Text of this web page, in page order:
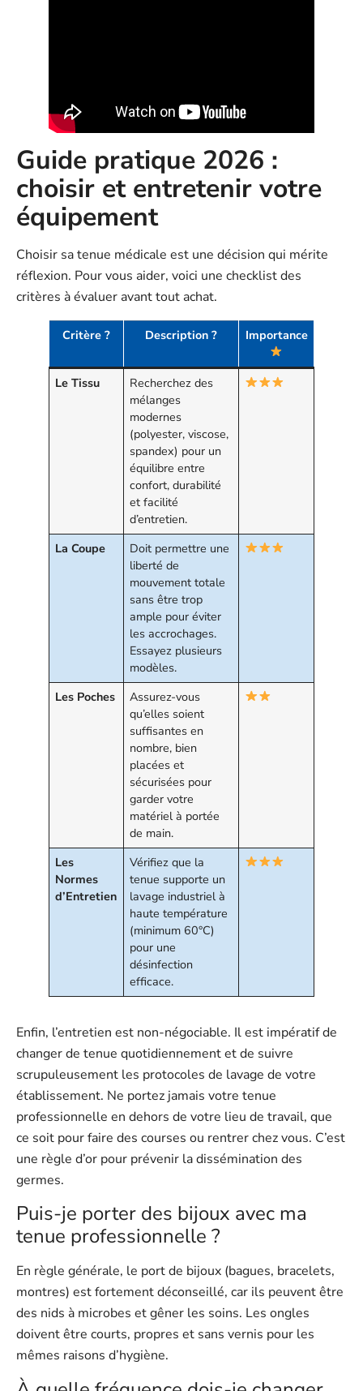
Guide pratique 2026 :
choisir et entretenir votre
équipement
Choisir sa tenue médicale est une décision qui mérite
réflexion. Pour vous aider, voici une checklist des
critères à évaluer avant tout achat.
Critère ? Description ? Importance
Le Tissu
Recherchez des
mélanges
modernes
(polyester, viscose,
spandex) pour un
équilibre entre
confort, durabilité
et facilité
d’entretien.
La Coupe
Doit permettre une
liberté de
mouvement totale
sans être trop
ample pour éviter
les accrochages.
Essayez plusieurs
modèles.
Les Poches
Assurez-vous
qu’elles soient
suffisantes en
nombre, bien
placées et
sécurisées pour
garder votre
matériel à portée
de main.
Les
Normes
d’Entretien
Vérifiez que la
tenue supporte un
lavage industriel à
haute température
(minimum 60°C)
pour une
désinfection
efficace.
Enfin, l’entretien est non-négociable. Il est impératif de
changer de tenue quotidiennement et de suivre
scrupuleusement les protocoles de lavage de votre
établissement. Ne portez jamais votre tenue
professionnelle en dehors de votre lieu de travail, que
ce soit pour faire des courses ou rentrer chez vous. C’est
une règle d’or pour prévenir la dissémination des
germes.
Puis-je porter des bijoux avec ma
tenue professionnelle ?
En règle générale, le port de bijoux (bagues, bracelets,
montres) est fortement déconseillé, car ils peuvent être
des nids à microbes et gêner les soins. Les ongles
doivent être courts, propres et sans vernis pour les
mêmes raisons d’hygiène.